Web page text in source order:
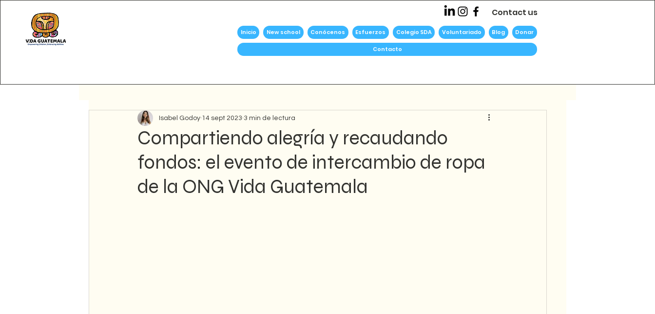
Contact us
Inicio New school Conócenos Esfuerzos Colegio SDA Voluntariado Blog Donar
Contacto
Compartiendo alegría y recaudando
fondos: el evento de intercambio de ropa
de la ONG Vida Guatemala
Isabel Godoy 14 sept 2023 3 min de lectura